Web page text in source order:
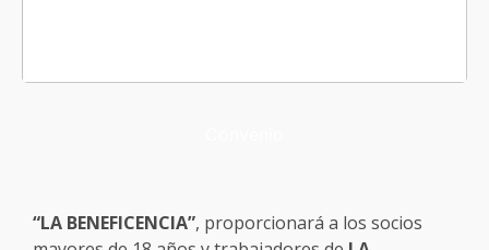
“LA BENEFICENCIA”, proporcionará a los socios